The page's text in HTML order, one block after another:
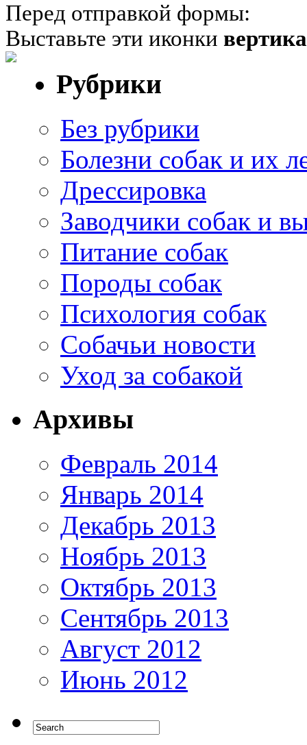
Перед отправкой формы:
Выставьте эти иконки
Рубрики
Без рубрики
Болезни собак и их
Дрессировка
Заводчики собак и
Питание собак
Породы собак
Психология собак
Собачьи новости
Уход за собакой
Архивы
Февраль 2014
Январь 2014
Декабрь 2013
Ноябрь 2013
Октябрь 2013
Сентябрь 2013
Август 2012
Июнь 2012